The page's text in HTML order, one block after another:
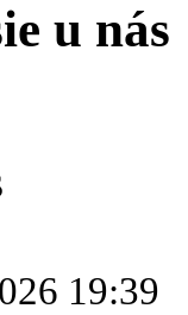
u nás
19:39